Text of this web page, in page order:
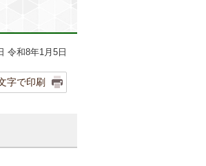
令和8年1月5日
字で印刷